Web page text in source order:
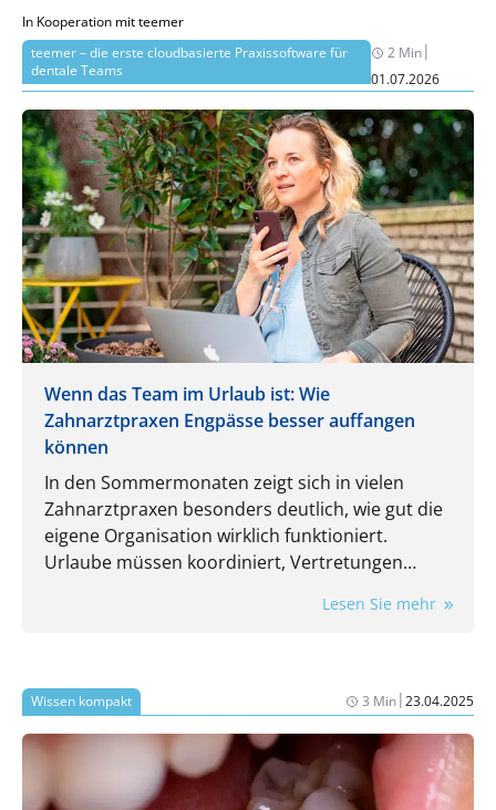
In Kooperation mit teemer
teemer – die erste cloudbasierte Praxissoftware für
dentale Teams
2 Min|
01.07.2026
Wenn das Team im Urlaub ist: Wie
Zahnarztpraxen Engpässe besser auffangen
können
In den Sommermonaten zeigt sich in vielen
Zahnarztpraxen besonders deutlich, wie gut die
eigene Organisation wirklich funktioniert.
Urlaube müssen koordiniert, Vertretungen
zuverlässig erledigt werden. Gerade dann wird
Mitarbeitenden abhängt.
Lesen Sie mehr
Wissen kompakt 3 Min|23.04.2025